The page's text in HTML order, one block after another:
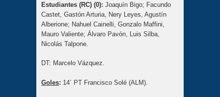
Estudiantes (RC) (0): Joaquín Bigo; Facundo
Castet, Gastón Arturia, Nery Leyes, Agustín
Alberione; Nahuel Cainelli, Gonzalo Maffini,
Mauro Valiente; Álvaro Pavón, Luis Silba,
Nicolás Talpone.
DT: Marcelo Vázquez.
Goles: 14´ PT Francisco Solé (ALM).